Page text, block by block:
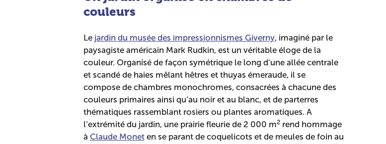
couleurs
Le jardin du musée des impressionnismes Giverny, imaginé par le
paysagiste américain Mark Rudkin, est un véritable éloge de la
couleur. Organisé de façon symétrique le long d’une allée centrale
et scandé de haies mêlant hêtres et thuyas émeraude, il se
compose de chambres monochromes, consacrées à chacune des
couleurs primaires ainsi qu’au noir et au blanc, et de parterres
thématiques rassemblant rosiers ou plantes aromatiques. A
l’extrémité du jardin, une prairie fleurie de 2 000 m2rend hommage
à Claude Moneten se parant de coquelicots et de meules de foin au